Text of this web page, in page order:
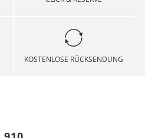
KOSTENLOSE RÜCKSENDUNG